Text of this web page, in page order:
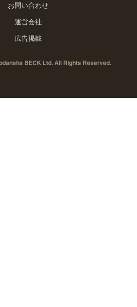
お問い合わせ
運営会社
広告掲載
BECK Ltd. All Rights Reserved.